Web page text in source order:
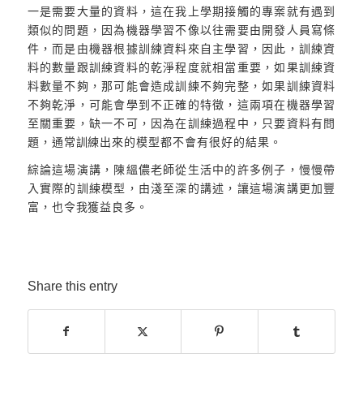
一是需要大量的資料，這在我上學期接觸的專案就有遇到
類似的問題，因為機器學習不像以往需要由開發人員寫條
件，而是由機器根據訓練資料來自主學習，因此，訓練資
料的數量跟訓練資料的乾淨程度就相當重要，如果訓練資
料數量不夠，那可能會造成訓練不夠完整，如果訓練資料
不夠乾淨，可能會學到不正確的特徵，這兩項在機器學習
至關重要，缺一不可，因為在訓練過程中，只要資料有問
題，通常訓練出來的模型都不會有很好的結果。
綜論這場演講，陳縕儂老師從生活中的許多例子，慢慢帶
入實際的訓練模型，由淺至深的講述，讓這場演講更加豐
富，也令我獲益良多。
Share this entry